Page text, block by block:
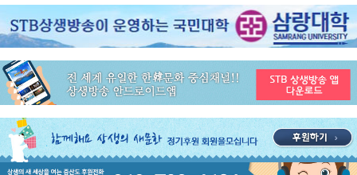
공지사항 ON AIR 서비스 장애 복구 안내
STB 4월4주(4.20~4.26) 주간 추천 프로그램
공지사항
STB 4월2주(4.6~4.12) 주간 추천 프로그램
공지사항
STB 4월1주(3.30~4.5) 주간 추천 프로그램
공지사항
STB 3월4주(3.23~3.29) 주간 추천 프로그램